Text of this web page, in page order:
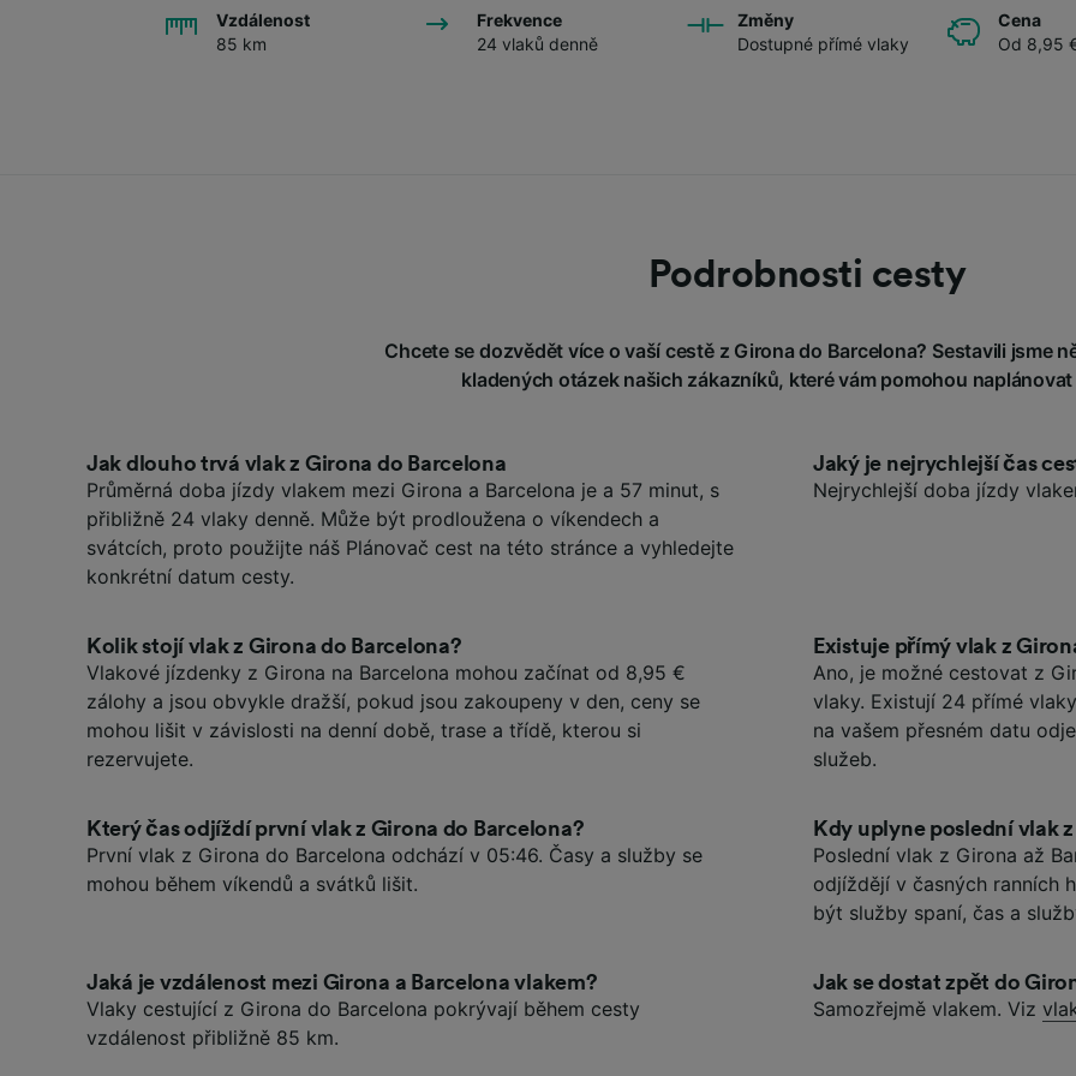
Vzdálenost
85 km
Frekvence
24 vlaků denně
Změny
Dostupné přímé vlaky
Cena
Od 8,95
Podrobnosti cesty
Chcete se dozvědět více o vaší cestě z Girona do Barcelona? Sestavili jsme
kladených otázek našich zákazníků, které vám pomohou
Jak dlouho trvá vlak z Girona do Barcelona
Průměrná doba jízdy vlakem mezi Girona a Barcelona je a 57 minut, s
přibližně 24 vlaky denně. Může být prodloužena o víkendech a
svátcích, proto použijte náš Plánovač cest na této stránce a vyhledejte
konkrétní datum cesty.
Jaký je nejrychlejší čas
Nejrychlejší doba jízdy
Kolik stojí vlak z Girona do Barcelona?
Vlakové jízdenky z Girona na Barcelona mohou začínat od 8,95 €
zálohy a jsou obvykle dražší, pokud jsou zakoupeny v den, ceny se
mohou lišit v závislosti na denní době, trase a třídě, kterou si
rezervujete.
Existuje přímý vlak z
Ano, je možné cestovat z
vlaky. Existují 24 přímé
na vašem přesném datu
služeb.
Který čas odjíždí první vlak z Girona do Barcelona?
První vlak z Girona do Barcelona odchází v 05:46. Časy a služby se
mohou během víkendů a svátků lišit.
Kdy uplyne poslední vlak
Poslední vlak z Girona až
odjíždějí v časných ranních
být služby spaní, čas a
Jaká je vzdálenost mezi Girona a Barcelona vlakem?
Vlaky cestující z Girona do Barcelona pokrývají během cesty
vzdálenost přibližně 85 km.
Jak se dostat zpět do
Samozřejmě vlakem. Viz